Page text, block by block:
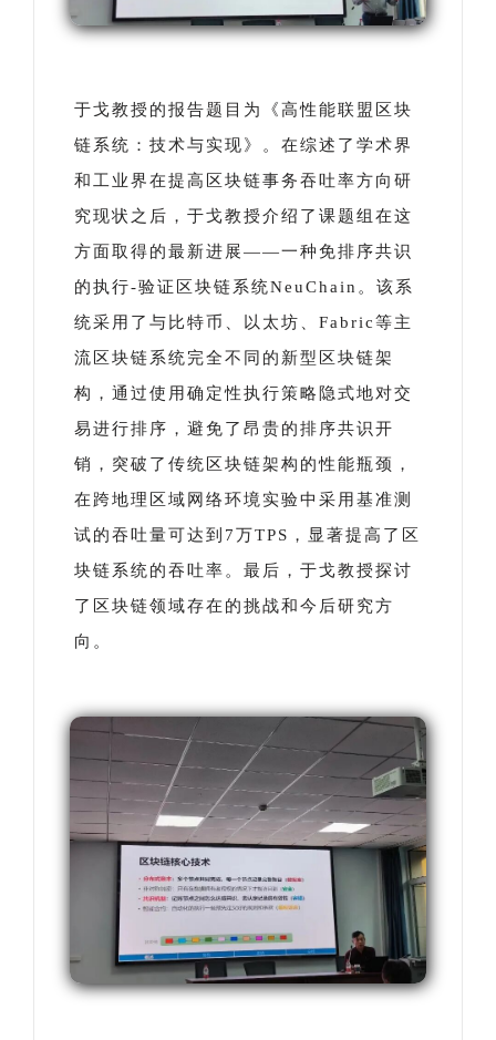
于戈教授的报告题目为《高性能联盟区块
链系统：技术与实现》。在综述了学术界
和工业界在提高区块链事务吞吐率方向研
究现状之后，于戈教授介绍了课题组在这
方面取得的最新进展——一种免排序共识
的执行-验证区块链系统NeuChain。该系
统采用了与比特币、以太坊、Fabric等主
流区块链系统完全不同的新型区块链架
构，通过使用确定性执行策略隐式地对交
易进行排序，避免了昂贵的排序共识开
销，突破了传统区块链架构的性能瓶颈，
在跨地理区域网络环境实验中采用基准测
试的吞吐量可达到7万TPS，显著提高了区
块链系统的吞吐率。最后，于戈教授探讨
了区块链领域存在的挑战和今后研究方
向。